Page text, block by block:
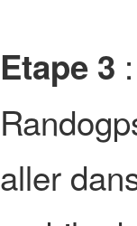
Etape 3
aller